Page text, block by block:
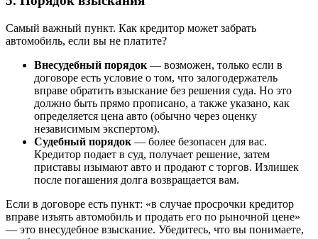
Самый важный пункт. Как кредитор может забрать
автомобиль, если вы не платите?
Внесудебный порядок — возможен, только если в
договоре есть условие о том, что залогодержатель
вправе обратить взыскание без решения суда. Но это
должно быть прямо прописано, а также указано, как
определяется цена авто (обычно через оценку
независимым экспертом).
Судебный порядок — более безопасен для вас.
Кредитор подает в суд, получает решение, затем
приставы изымают авто и продают с торгов. Излишек
после погашения долга возвращается вам.
Если в договоре есть пункт: «в случае просрочки кредитор
вправе изъять автомобиль и продать его по рыночной цене»
— это внесудебное взыскание. Убедитесь, что вы понимаете,